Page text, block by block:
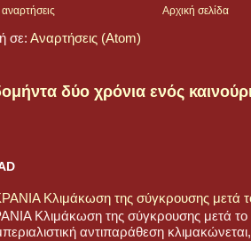
Αρχική σελίδα
σε: Αναρτήσεις (Atom)
δύο χρόνια ενός
Κλιμάκωση της σύγκρουσης μετά
Κλιμάκωση της σύγκρουσης μετά το
αντιπαράθεση